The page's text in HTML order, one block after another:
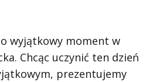
wyjątkowy moment w
Chcąc uczynić ten dzień
prezentujemy